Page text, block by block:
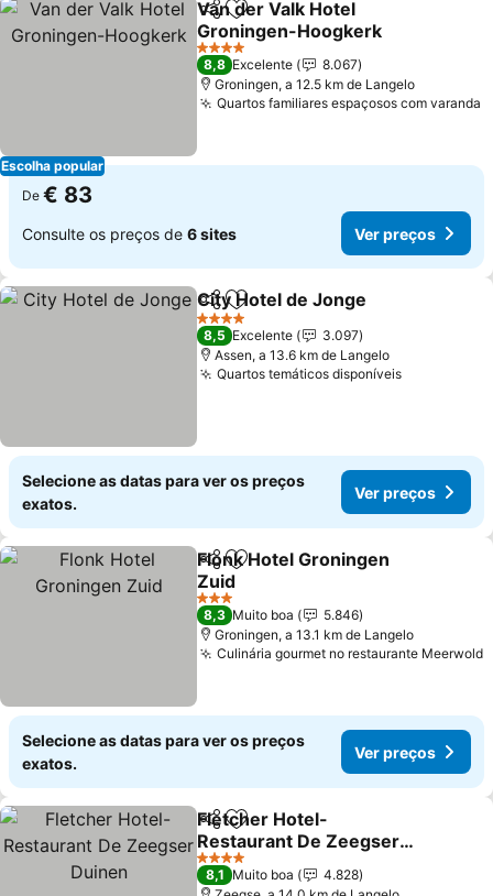
Escolha popular
PartilharAdicionar aos favoritos
Van der Valk Hotel
Groningen-Hoogkerk
4 Estrelas
8,8 Excelente
8.067
Groningen, a 12.5 km de Langelo
Quartos familiares espaçosos com varanda
De € 83
Consulte os preços de 6 sites Ver preços
PartilharAdicionar aos favoritos
City Hotel de Jonge
4 Estrelas
8,5 Excelente
3.097
Assen, a 13.6 km de Langelo
Quartos temáticos disponíveis
Selecione as datas para ver os preços
exatos.
Ver preços
PartilharAdicionar aos favoritos
Flonk Hotel Groningen
Zuid
3 Estrelas
8,3 Muito boa
5.846
Groningen, a 13.1 km de Langelo
Culinária gourmet no restaurante Meerwold
Selecione as datas para ver os preços
exatos.
Ver preços
PartilharAdicionar aos favoritos
Fletcher Hotel-
Restaurant De Zeegser
Duinen
4 Estrelas
8,1 Muito boa
4.828